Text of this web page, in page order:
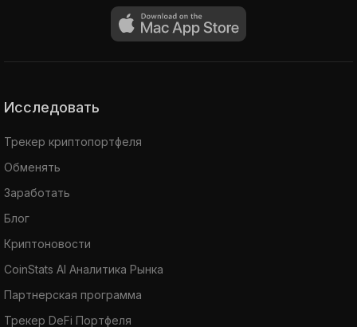
Исследовать
Трекер криптопортфеля
Обменять
Заработать
Блог
Криптоновости
CoinStats AI Аналитика Рынка
Партнерская программа
Трекер DeFi Портфеля